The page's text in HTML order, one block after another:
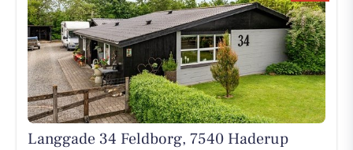
Langgade 34 Feldborg, 7540 Haderup